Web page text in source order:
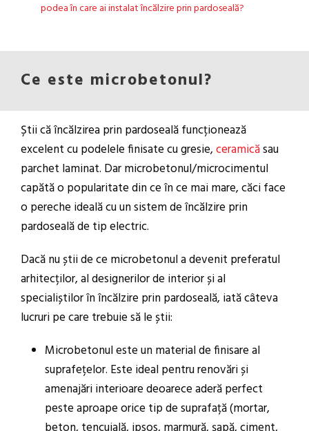
podea în care ai instalat încălzire prin pardoseală?
Ce este microbetonul?
Știi că încălzirea prin pardoseală funcționează
excelent cu podelele finisate cu gresie,ceramicăsau
parchet laminat. Dar microbetonul/microcimentul
capătă o popularitate din ce în ce mai mare, căci face
o pereche ideală cu un sistem de încălzire prin
pardoseală de tip electric.
Dacă nu știi de ce microbetonul a devenit preferatul
arhitecților, al designerilor de interior și al
specialiștilor în încălzire prin pardoseală, iată câteva
lucruri pe care trebuie să le știi:
Microbetonul este un material de finisare al
suprafețelor. Este ideal pentru renovări și
amenajări interioare deoarece aderă perfect
peste aproape orice tip de suprafață (mortar,